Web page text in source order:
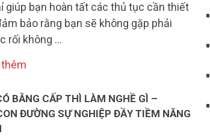
giúp bạn hoàn tất các thủ tục cần thiết
bảo rằng bạn sẽ không gặp phải
rối không …
BẰNG CẤP THÌ LÀM NGHỀ GÌ –
ĐƯỜNG SỰ NGHIỆP ĐẦY TIỀM NĂNG